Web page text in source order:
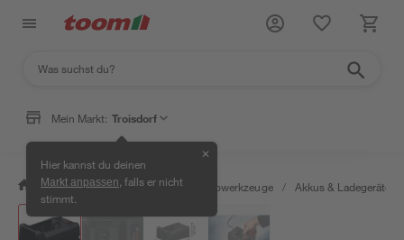
Mein Markt: Troisdorf
Hier kannst du deinen
Markt anpassen , falls er nicht
stimmt.
✕
/ Werkstatt & Maschinen / Elektrowerkzeuge / Akkus & Ladegeräte